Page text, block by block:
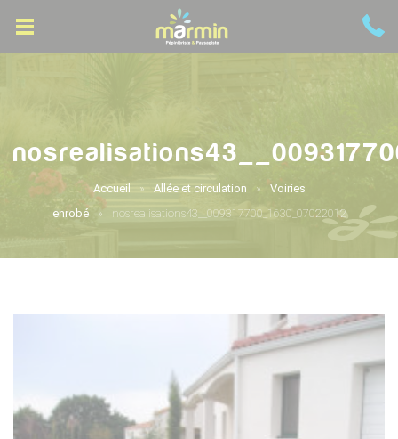
Accueil Allée et circulation
Voiries
enrobé
nosrealisations43__009317700_1630_07022012